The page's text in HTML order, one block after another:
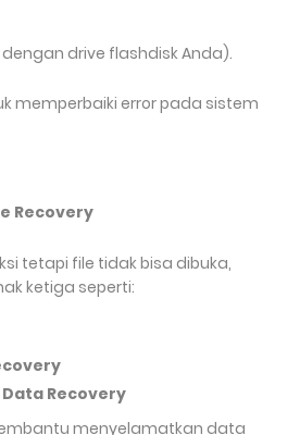
drive flashdisk Anda).
memperbaiki error pada sistem
Recovery
tetapi file tidak bisa dibuka,
ketiga seperti:
Recovery
menyelamatkan data